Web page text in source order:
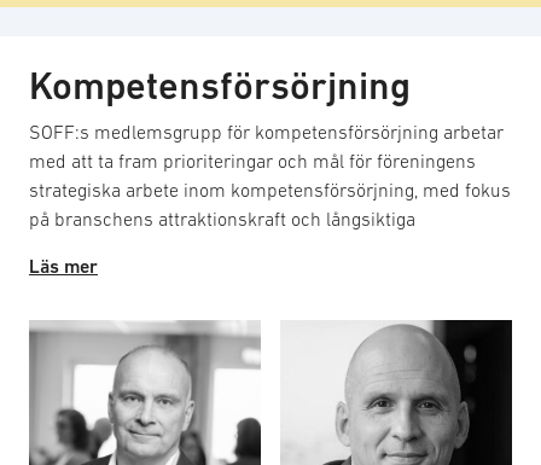
Kompetensförsörjning
SOFF:s medlemsgrupp för kompetensförsörjning arbetar
med att ta fram prioriteringar och mål för föreningens
strategiska arbete inom kompetensförsörjning, med fokus
på branschens attraktionskraft och långsiktiga
försvarsmyndigheter, lärosäten och inom försvarssektorn
och samarbete, samt vid behov bereda remisser,
skrivelser och fastställa föreningens positioner. Frågor
som behandlas omfattar branschens image,
personalförsörjning och ungas möjligheter i sektorn.
Arbetet sker inom ramen för regelbundna aktiviteter och
Läs mer